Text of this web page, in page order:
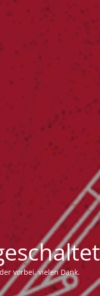
vorbei, vielen Dank.